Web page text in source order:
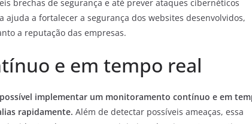
brechas de segurança e até prever ataques cibernéticos
ajuda a fortalecer a segurança dos websites desenvolvidos,
a reputação das empresas.
e em tempo real
implementar um monitoramento contínuo e em
rapidamente. Além de detectar possíveis ameaças, essa